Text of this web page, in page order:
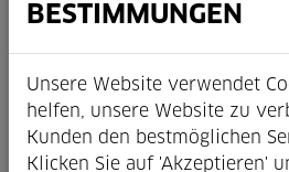
BESTIMMUNGEN
Unsere Website verwendet
helfen, unsere Website zu
Kunden den bestmöglichen
Klicken Sie auf 'Akzeptieren'